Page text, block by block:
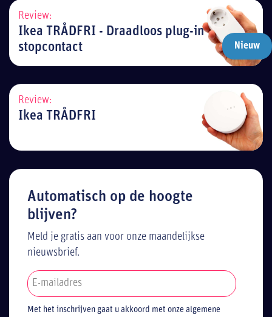
Nieuw
Review:
Ikea TRÅDFRI - Draadloos plug-in
stopcontact
Review:
Ikea TRÅDFRI
Automatisch op de hoogte
blijven?
Meld je gratis aan voor onze maandelijkse
nieuwsbrief.
Met het inschrijven gaat u akkoord met onze algemene